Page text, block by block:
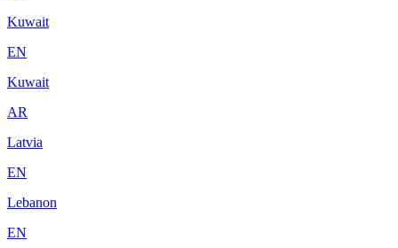
Kuwait
EN
Kuwait
AR
Latvia
EN
Lebanon
EN